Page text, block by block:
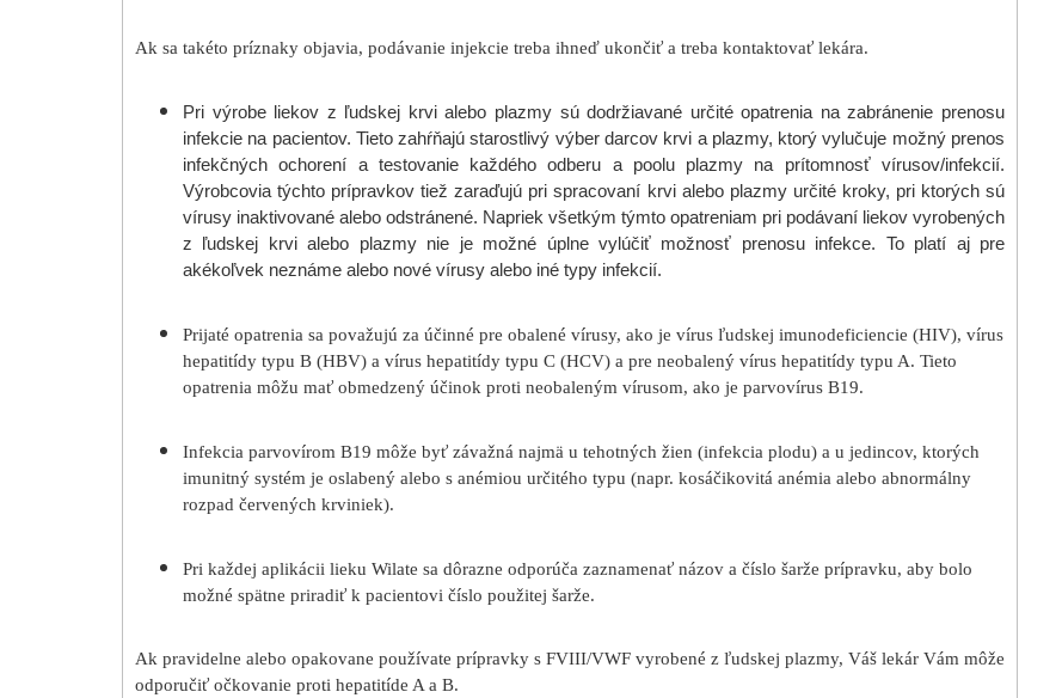
Ak sa takéto príznaky objavia, podávanie injekcie treba ihneď ukončiť a treba kontaktovať lekára.
Pri výrobe liekov z ľudskej krvi alebo plazmy sú dodržiavané určité opatrenia na zabránenie prenosu
infekcie na pacientov. Tieto zahŕňajú starostlivý výber darcov krvi a plazmy, ktorý vylučuje možný prenos
infekčných ochorení a testovanie každého odberu a poolu plazmy na prítomnosť vírusov/infekcií.
Výrobcovia týchto prípravkov tiež zaraďujú pri spracovaní krvi alebo plazmy určité kroky, pri ktorých sú
vírusy inaktivované alebo odstránené. Napriek všetkým týmto opatreniam pri podávaní liekov vyrobených
z ľudskej krvi alebo plazmy nie je možné úplne vylúčiť možnosť prenosu infekce. To platí aj pre
akékoľvek neznáme alebo nové vírusy alebo iné typy infekcií.
Prijaté opatrenia sa považujú za účinné pre obalené vírusy, ako je vírus ľudskej imunodeficiencie (HIV), vírus
hepatitídy typu B (HBV) a vírus hepatitídy typu C (HCV) a pre neobalený vírus hepatitídy typu A. Tieto
opatrenia môžu mať obmedzený účinok proti neobaleným vírusom, ako je parvovírus B19.
Infekcia parvovírom B19 môže byť závažná najmä u tehotných žien (infekcia plodu) a u jedincov, ktorých
imunitný systém je oslabený alebo s anémiou určitého typu (napr. kosáčikovitá anémia alebo abnormálny
rozpad červených krviniek).
Pri každej aplikácii lieku Wilate sa dôrazne odporúča zaznamenať názov a číslo šarže prípravku, aby bolo
možné spätne priradiť k pacientovi číslo použitej šarže.
Ak pravidelne alebo opakovane používate prípravky s FVIII/VWF vyrobené z ľudskej plazmy, Váš lekár Vám môže
odporučiť očkovanie proti hepatitíde A a B.